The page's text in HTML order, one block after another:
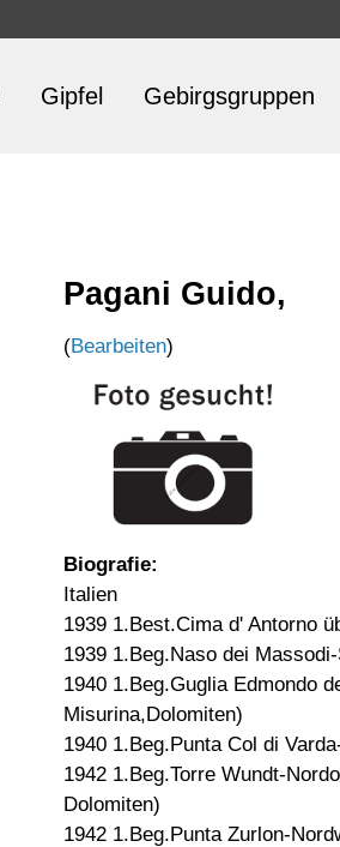
Gipfel Gebirgsgruppen
Pagani Guido,
(Bearbeiten)
Biografie:
Italien
1939 1.Best.Cima d' Antorno
1939 1.Beg.Naso dei
1940 1.Beg.Guglia Edmondo
Misurina,Dolomiten)
1940 1.Beg.Punta Col di
1942 1.Beg.Torre Wundt-
Dolomiten)
1942 1.Beg.Punta Zurlon-